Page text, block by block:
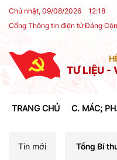
Chủ nhật, 09/08/2026 12:18
Cổng Thông tin điện tử Đảng
TƯ LIỆU -
TRANG CHỦ C. MÁC;
Tin mới
Tổng Bí thư, Chủ tịch nước